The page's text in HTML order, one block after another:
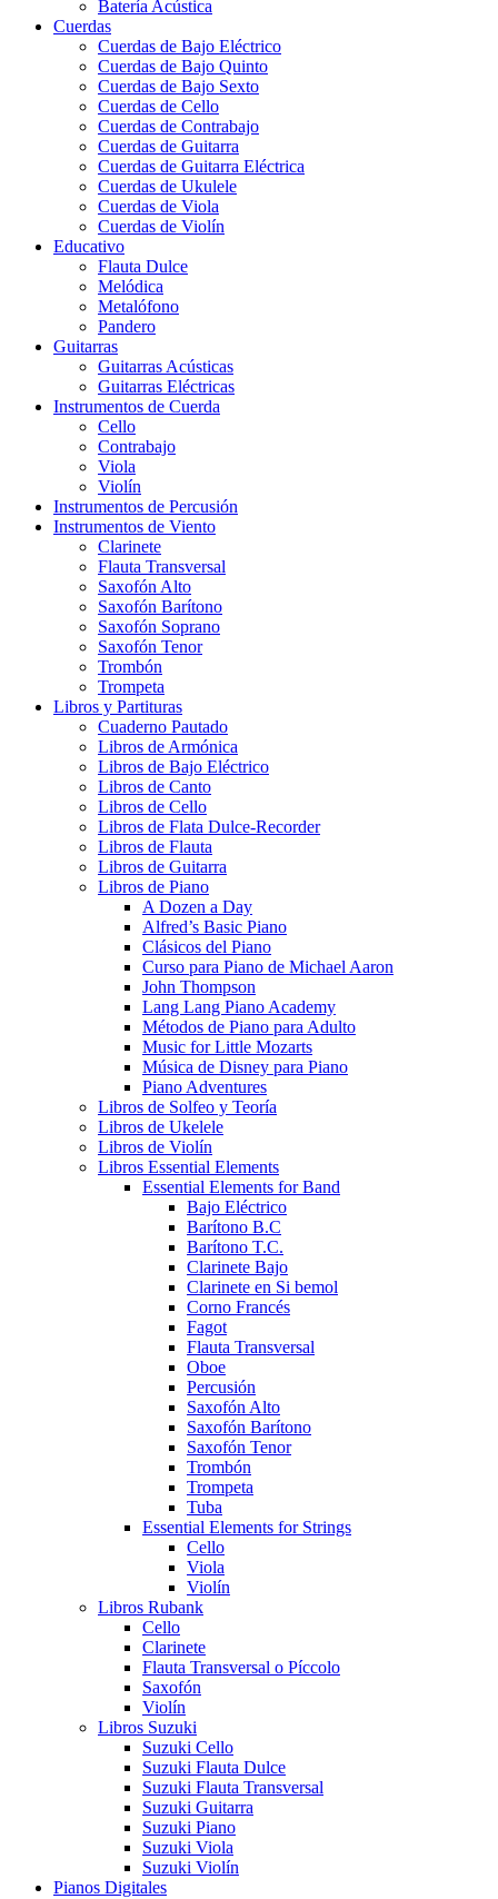
Batería Acústica
Cuerdas
Cuerdas de Bajo Eléctrico
Cuerdas de Bajo Quinto
Cuerdas de Bajo Sexto
Cuerdas de Cello
Cuerdas de Contrabajo
Cuerdas de Guitarra
Cuerdas de Guitarra Eléctrica
Cuerdas de Ukulele
Cuerdas de Viola
Cuerdas de Violín
Educativo
Flauta Dulce
Melódica
Metalófono
Pandero
Guitarras
Guitarras Acústicas
Guitarras Eléctricas
Instrumentos de Cuerda
Cello
Contrabajo
Viola
Violín
Instrumentos de Percusión
Instrumentos de Viento
Clarinete
Flauta Transversal
Saxofón Alto
Saxofón Barítono
Saxofón Soprano
Saxofón Tenor
Trombón
Trompeta
Libros y Partituras
Cuaderno Pautado
Libros de Armónica
Libros de Bajo Eléctrico
Libros de Canto
Libros de Cello
Libros de Flata Dulce-Recorder
Libros de Flauta
Libros de Guitarra
Libros de Piano
A Dozen a Day
Alfred’s Basic Piano
Clásicos del Piano
Curso para Piano de Michael Aaron
John Thompson
Lang Lang Piano Academy
Métodos de Piano para Adulto
Music for Little Mozarts
Música de Disney para Piano
Piano Adventures
Libros de Solfeo y Teoría
Libros de Ukelele
Libros de Violín
Libros Essential Elements
Essential Elements for Band
Bajo Eléctrico
Barítono B.C
Barítono T.C.
Clarinete Bajo
Clarinete en Si bemol
Corno Francés
Fagot
Flauta Transversal
Oboe
Percusión
Saxofón Alto
Saxofón Barítono
Saxofón Tenor
Trombón
Trompeta
Tuba
Essential Elements for Strings
Cello
Viola
Violín
Libros Rubank
Cello
Clarinete
Flauta Transversal o Píccolo
Saxofón
Violín
Libros Suzuki
Suzuki Cello
Suzuki Flauta Dulce
Suzuki Flauta Transversal
Suzuki Guitarra
Suzuki Piano
Suzuki Viola
Suzuki Violín
Pianos Digitales